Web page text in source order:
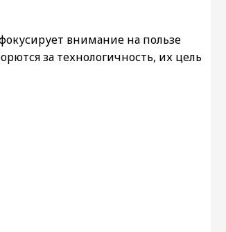
внимание на пользе
за технологичность, их цель